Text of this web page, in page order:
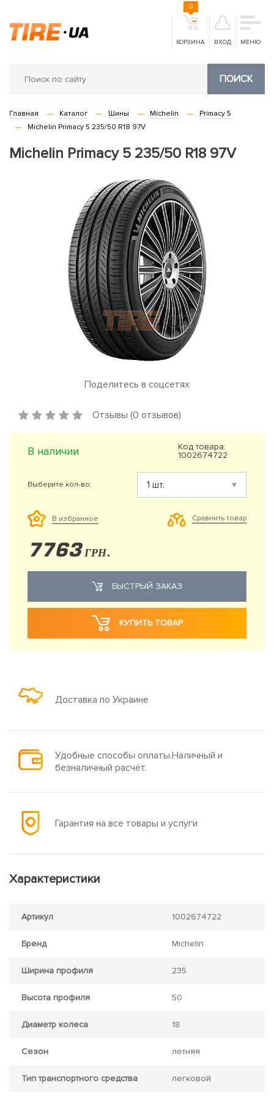
КОРЗИНА
0
ВХОД МЕНЮ
ПОИСК
Главная Каталог Шины Michelin
Primacy 5
Michelin Primacy 5 235/50 R18 97V
Michelin Primacy 5 235/50 R18 97V
Поделитесь в соцсетях
Отзывы (0 отзывов)
В наличии
Код товара:
1002674722
Выберите кол-во:
В избранное Сравнить товар
7763 ГРН.
БЫСТРЫЙ ЗАКАЗ
КУПИТЬ ТОВАР
Доставка по Украине
Удобные способы оплаты.Наличный и
безналичный расчёт.
Гарантия на все товары и услуги
Характеристики
Артикул 1002674722
Бренд Michelin
Ширина профиля 235
Высота профиля 50
Диаметр колеса 18
Сезон летняя
Тип транспортного средства легковой